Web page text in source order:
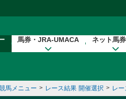
馬券・JRA-UMACA ネット馬
馬メニュー > レース結果 開催選択 > レ